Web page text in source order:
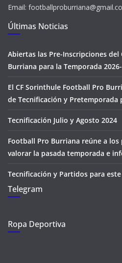
Email:
Últimas Noticias
Abiertas las Pre-Inscripciones
Burriana para la Temporada
El CF Sorinthule Football Pro
de Tecnificación y Pretemporada
Tecnificación Julio y Agosto 2024
Football Pro Burriana reúne a los
valorar la pasada temporada e
Tecnificación y Partidos para
Telegram
Ropa Deportiva